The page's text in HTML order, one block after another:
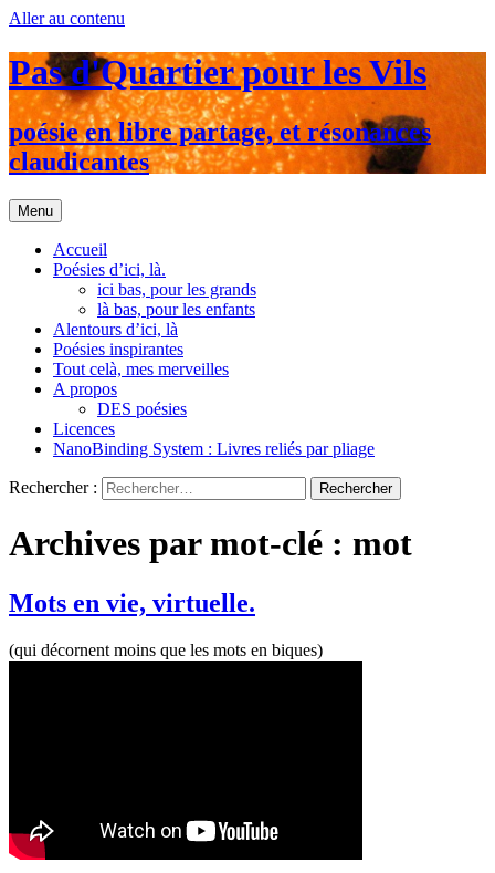
Aller au contenu
Pas d'Quartier pour les Vils
poésie en libre partage, et résonances
claudicantes
Menu
Accueil
Poésies d’ici, là.
ici bas, pour les grands
là bas, pour les enfants
Alentours d’ici, là
Poésies inspirantes
Tout celà, mes merveilles
A propos
DES poésies
Licences
NanoBinding System : Livres reliés par pliage
Rechercher :
Archives par mot-clé : mot
Mots en vie, virtuelle.
(qui décornent moins que les mots en biques)